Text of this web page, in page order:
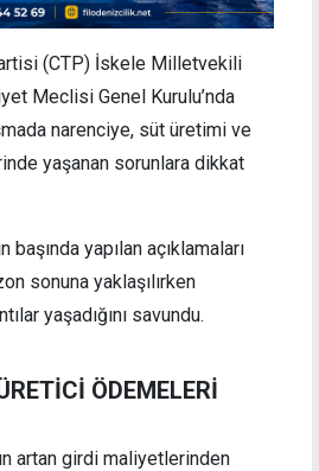
(CTP) İskele Milletvekili
Meclisi Genel Kurulu’nda
narenciye, süt üretimi ve
yaşanan sorunlara dikkat
yapılan açıklamaları
sonuna yaklaşılırken
yaşadığını savundu.
ÖDEMELERİ
artan girdi maliyetlerinden